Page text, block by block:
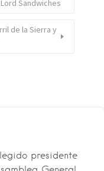
Sandwiches
de la Sierra y
presidente